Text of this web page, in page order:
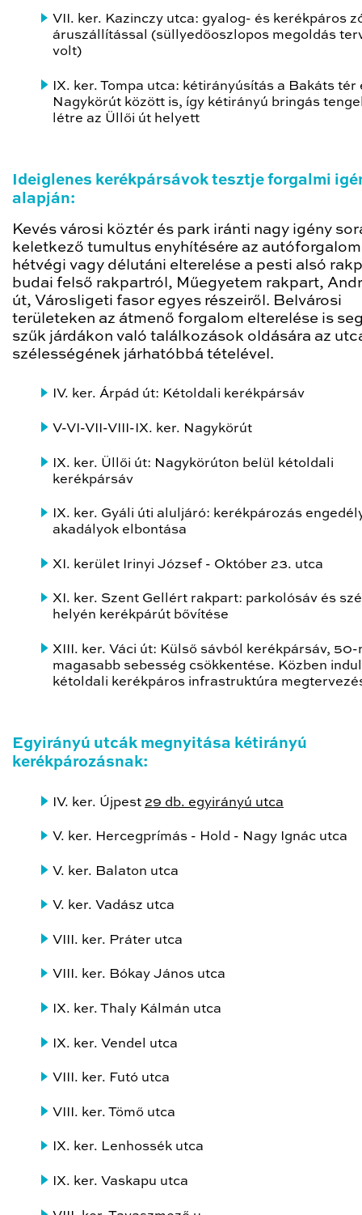
VII. ker. Kazinczy utca: gyalog- és kerékpáros
áruszállítással (süllyedőoszlopos megoldás
volt)
IX. ker. Tompa utca: kétirányúsítás a Bakáts tér
Nagykörút között is, így kétirányú bringás
létre az Üllői út helyett
Ideiglenes kerékpársávok tesztje forgalmi
alapján:
Kevés városi köztér és park iránti nagy igény
keletkező tumultus enyhítésére az autóforgalom
hétvégi vagy délutáni elterelése a pesti alsó
budai felső rakpartról, Műegyetem rakpart,
út, Városligeti fasor egyes részeiről. Belvárosi
területeken az átmenő forgalom elterelése is
szűk járdákon való találkozások oldására az
szélességének járhatóbbá tételével.
IV. ker. Árpád út: Kétoldali kerékpársáv
V-VI-VII-VIII-IX. ker. Nagykörút
IX. ker. Üllői út: Nagykörúton belül kétoldali
kerékpársáv
IX. ker. Gyáli úti aluljáró: kerékpározás
akadályok elbontása
XI. kerület Irinyi József - Október 23. utca
XI. ker. Szent Gellért rakpart: parkolósáv és
helyén kerékpárút bővítése
XIII. ker. Váci út: Külső sávból kerékpársáv, 50-
magasabb sebesség csökkentése. Közben
kétoldali kerékpáros infrastruktúra
Egyirányú utcák megnyitása kétirányú
kerékpározásnak:
IV. ker. Újpest 29 db. egyirányú utca
V. ker. Hercegprímás - Hold - Nagy Ignác utca
V. ker. Balaton utca
V. ker. Vadász utca
VIII. ker. Práter utca
VIII. ker. Bókay János utca
IX. ker. Thaly Kálmán utca
IX. ker. Vendel utca
VIII. ker. Futó utca
VIII. ker. Tömő utca
IX. ker. Lenhossék utca
IX. ker. Vaskapu utca